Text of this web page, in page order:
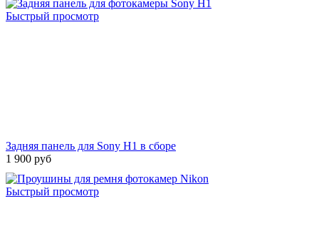
Быстрый просмотр
Задняя панель для Sony H1 в сборе
1 900 руб
Быстрый просмотр